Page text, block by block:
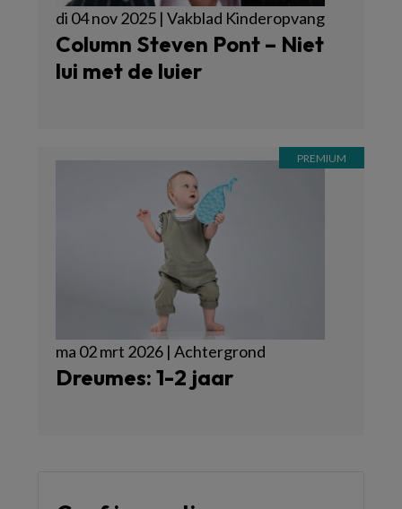
di 04 nov 2025 | Vakblad Kinderopvang
Column Steven Pont – Niet
lui met de luier
ma 02 mrt 2026 | Achtergrond
Dreumes: 1-2 jaar